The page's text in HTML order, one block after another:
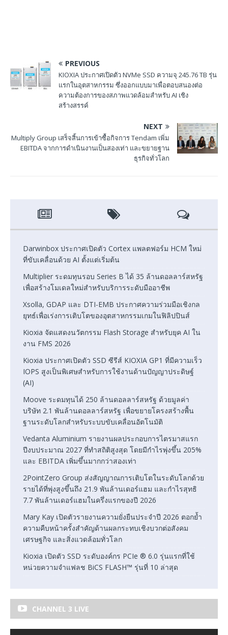
PREVIOUS
KIOXIA ประกาศเปิดตัว NVMe SSD ความจุ 245.76 TB รุ่น
แรกในอุตสาหกรรม ซึ่งออกแบบมาเพื่อตอบสนองต่อ
ความต้องการของสภาพแวดล้อมสำหรับ AI เชิง
สร้างสรรค์
NEXT
Multiply Group เสร็จสิ้นการเข้าซื้อกิจการ Tendam เพิ่ม
EBITDA จากการดำเนินงานเป็นสองเท่า และขยายฐาน
ธุรกิจทั่วโลก
Darwinbox ประกาศเปิดตัว Cortex แพลตฟอร์ม HCM ใหม่
ที่ขับเคลื่อนด้วย AI ตั้งแต่เริ่มต้น
Multiplier ระดมทุนรอบ Series B ได้ 35 ล้านดอลลาร์สหรัฐ
เพื่อสร้างโมเดลใหม่สำหรับบริการระดับมืออาชีพ
Xsolla, GDAP และ DTI-EMB ประกาศความร่วมมือเชิงกล
ยุทธ์เพื่อเร่งการเติบโตของอุตสาหกรรมเกมในฟิลิปปินส์
Kioxia จัดแสดงนวัตกรรม Flash Storage สำหรับยุค AI ใน
งาน FMS 2026
Kioxia ประกาศเปิดตัว SSD ซีรีส์ KIOXIA GP1 ที่มีความเร็ว
IOPS สูงเป็นพิเศษสำหรับการใช้งานด้านปัญญาประดิษฐ์
(AI)
Moove ระดมทุนได้ 250 ล้านดอลลาร์สหรัฐ ด้วยมูลค่า
บริษัท 2.1 พันล้านดอลลาร์สหรัฐ เพื่อขยายโครงสร้างพื้น
ฐานระดับโลกสำหรับระบบขับเคลื่อนอัตโนมัติ
Vedanta Aluminium รายงานผลประกอบการไตรมาสแรก
ปีงบประมาณ 2027 ที่ทำสถิติสูงสุด โดยมีกำไรพุ่งขึ้น 205%
และ EBITDA เพิ่มขึ้นมากกว่าสองเท่า
2PointZero Group ส่งสัญญาณการเติบโตในระดับโลกด้วย
รายได้ที่พุ่งสูงขึ้นถึง 21.9 พันล้านเดอร์แฮม และกำไรสุทธิ
7.7 พันล้านเดอร์แฮมในครึ่งแรกของปี 2026
Mary Kay เปิดตัวรายงานความยั่งยืนประจำปี 2026 ตอกย้ำ
ความคืบหน้าครั้งสำคัญด้านผลกระทบเชิงบวกต่อสังคม
เศรษฐกิจ และสิ่งแวดล้อมทั่วโลก
Kioxia เปิดตัว SSD ระดับองค์กร PCIe ® 6.0 รุ่นแรกที่ใช้
หน่วยความจำแฟลช BiCS FLASH™ รุ่นที่ 10 ล่าสุด
CHANNEL 3 LIVE